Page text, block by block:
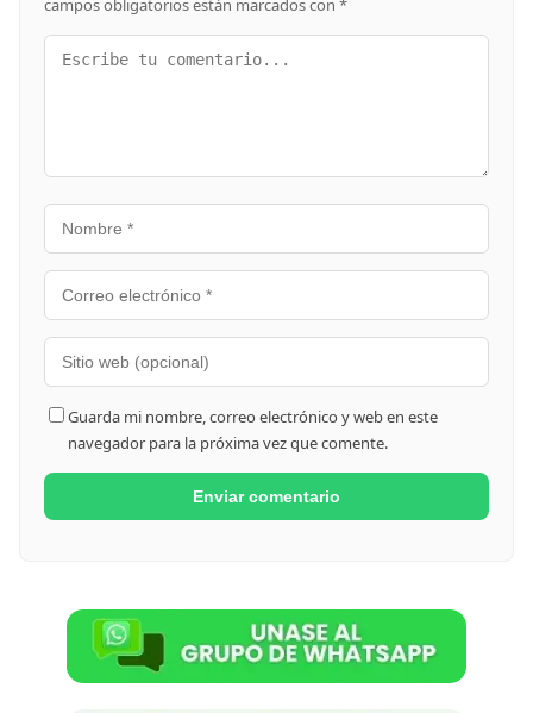
campos obligatorios están marcados con *
Guarda mi nombre, correo electrónico y web en este
navegador para la próxima vez que comente.